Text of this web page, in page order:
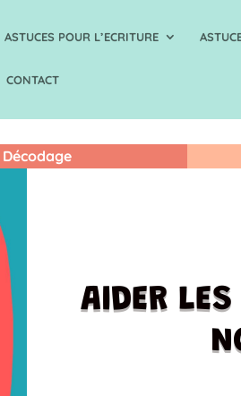
ASTUCES POUR L’ECRITURE
CONTACT
Décodage
AIDER